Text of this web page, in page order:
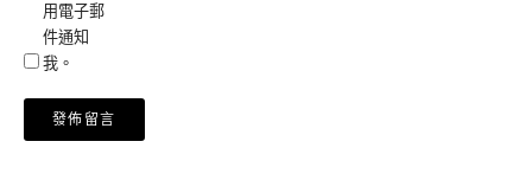
用電子郵
件通知
我。